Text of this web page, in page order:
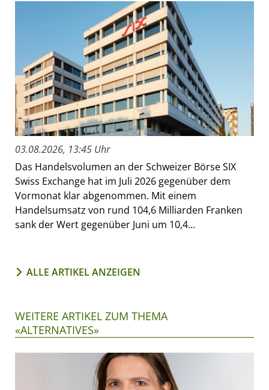
03.08.2026, 13:45 Uhr
Das Handelsvolumen an der Schweizer Börse SIX
Swiss Exchange hat im Juli 2026 gegenüber dem
Vormonat klar abgenommen. Mit einem
Handelsumsatz von rund 104,6 Milliarden Franken
sank der Wert gegenüber Juni um 10,4...
ALLE ARTIKEL ANZEIGEN
WEITERE ARTIKEL ZUM THEMA
«ALTERNATIVES»